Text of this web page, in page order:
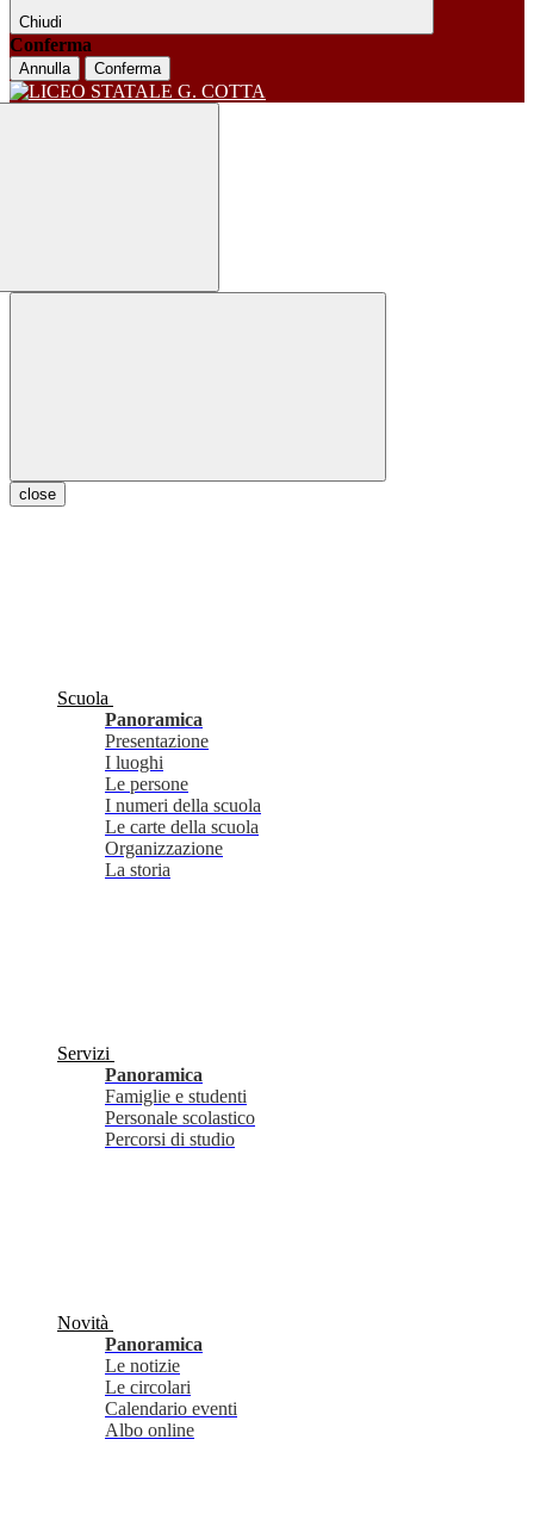
Chiudi
Conferma
Annulla Conferma
close
Scuola
Panoramica
Presentazione
I luoghi
Le persone
I numeri della scuola
Le carte della scuola
Organizzazione
La storia
Servizi
Panoramica
Famiglie e studenti
Personale scolastico
Percorsi di studio
Novità
Panoramica
Le notizie
Le circolari
Calendario eventi
Albo online